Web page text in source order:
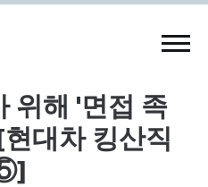
위해 '면접 족
대차 킹산직